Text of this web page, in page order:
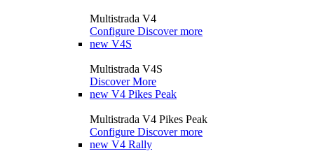
Multistrada V4
Configure Discover more
new V4S
Multistrada V4S
Discover More
new V4 Pikes Peak
Multistrada V4 Pikes Peak
Configure Discover more
new V4 Rally